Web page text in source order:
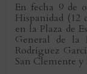
En fecha 9 de
Hispanidad (12
en la Plaza de
General de la
Rodríguez
San Clemente